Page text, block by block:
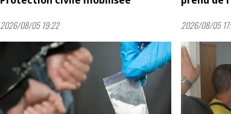
2026/08/05 19:22 2026/08/05